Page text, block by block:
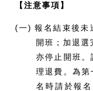
【注意事項】
(一) 報名結束後未
開班；加退選
亦停止開班。
理退費。為第
名時請於報